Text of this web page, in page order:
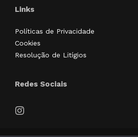
Links
Políticas de Privacidade
Cookies
Resolução de Litígios
Redes Sociais